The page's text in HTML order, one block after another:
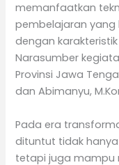
memanfaatkan
pembelajaran yang
dengan
Narasumber
Provinsi Jawa
dan Abimanyu,
Pada era
dituntut tidak
tetapi juga mampu